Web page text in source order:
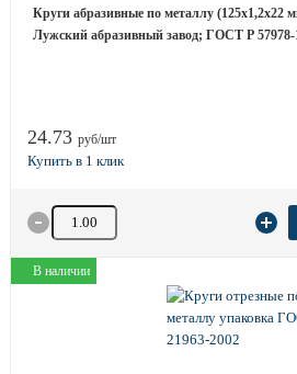
Круги абразивные по металлу (125х1,2х22
Лужский абразивный завод; ГОСТ Р
24.73 руб/шт
Количество товара
В наличии